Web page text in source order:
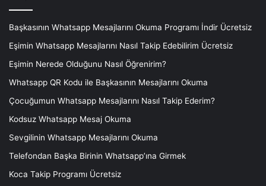
Başkasının Whatsapp Mesajlarını Okuma Programı İndir Ücretsiz
Eşimin Whatsapp Mesajlarını Nasıl Takip Edebilirim Ücretsiz
Eşimin Nerede Olduğunu Nasıl Öğrenirim?
Whatsapp QR Kodu ile Başkasının Mesajlarını Okuma
Çocuğumun Whatsapp Mesajlarını Nasıl Takip Ederim?
Kodsuz Whatsapp Mesaj Okuma
Sevgilinin Whatsapp Mesajlarını Okuma
Telefondan Başka Birinin Whatsapp’ına Girmek
Koca Takip Programı Ücretsiz